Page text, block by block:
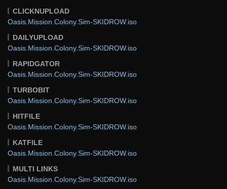
CLICKNUPLOAD
Oasis.Mission.Colony.Sim-SKIDROW.iso
DAILYUPLOAD
Oasis.Mission.Colony.Sim-SKIDROW.iso
RAPIDGATOR
Oasis.Mission.Colony.Sim-SKIDROW.iso
TURBOBIT
Oasis.Mission.Colony.Sim-SKIDROW.iso
HITFILE
Oasis.Mission.Colony.Sim-SKIDROW.iso
KATFILE
Oasis.Mission.Colony.Sim-SKIDROW.iso
MULTI LINKS
Oasis.Mission.Colony.Sim-SKIDROW.iso